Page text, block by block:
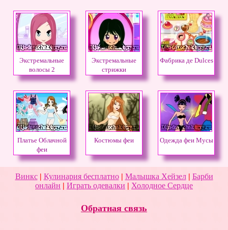
Экстремальные
волосы 2
Экстремальные
стрижки
Фабрика де Dulces
Платье Облачной
феи
Костюмы феи Одежда феи Мусы
Винкс| Кулинария бесплатно| Малышка Хейзел| Барби
онлайн | Играть одевалки | Холодное Сердце
Обратная связь